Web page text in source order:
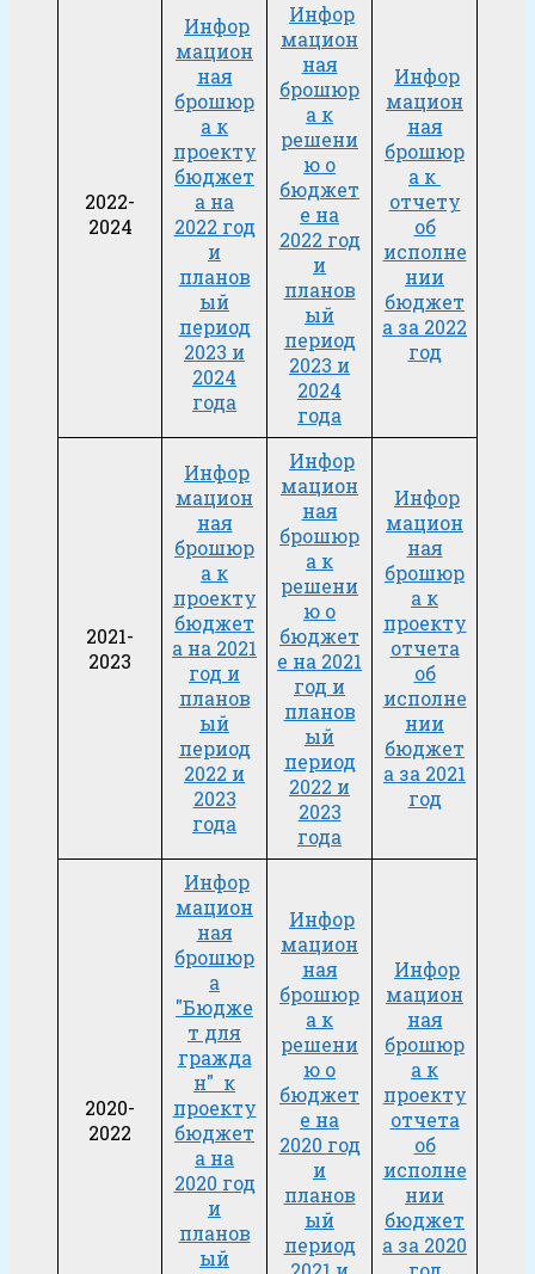
2022-
2024
Инфор
мацион
ная
брошюр
а к
проекту
бюджет
а на
2022 год
и
планов
ый
период
2023 и
2024
года
Инфор
мацион
ная
брошюр
а к
решени
ю о
бюджет
е на
2022 год
и
планов
ый
период
2023 и
2024
года
Инфор
мацион
ная
брошюр
а к
отчету
об
исполне
нии
бюджет
а за 2022
год
2021-
2023
Инфор
мацион
ная
брошюр
а к
проекту
бюджет
а на 2021
год и
планов
ый
период
2022 и
2023
года
Инфор
мацион
ная
брошюр
а к
решени
ю о
бюджет
е на 2021
год и
планов
ый
период
2022 и
2023
года
Инфор
мацион
ная
брошюр
а к
проекту
отчета
об
исполне
нии
бюджет
а за 2021
год
2020-
2022
Инфор
мацион
ная
брошюр
а
"Бюдже
т для
гражда
н" к
проекту
бюджет
а на
2020 год
и
планов
ый
Инфор
мацион
ная
брошюр
а к
решени
ю о
бюджет
е на
2020 год
и
планов
ый
период
Инфор
мацион
ная
брошюр
а к
проекту
отчета
об
исполне
нии
бюджет
а за 2020